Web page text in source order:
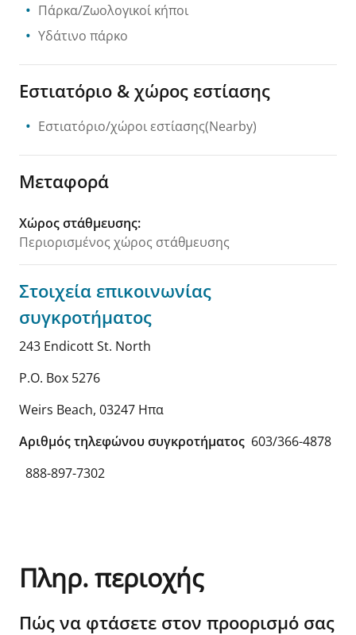
Πάρκα/Ζωολογικοί κήποι
Υδάτινο πάρκο
Εστιατόριο & χώρος εστίασης
Εστιατόριο/χώροι εστίασης(Nearby)
Μεταφορά
Χώρος στάθμευσης:
Περιορισμένος χώρος στάθμευσης
Στοιχεία επικοινωνίας
συγκροτήματος
243 Endicott St. North
P.O. Box 5276
Weirs Beach, 03247 Ηπα
Αριθμός τηλεφώνου συγκροτήματος 603/366-4878
888-897-7302
Πληρ. περιοχής
Πώς να φτάσετε στον προορισμό σας